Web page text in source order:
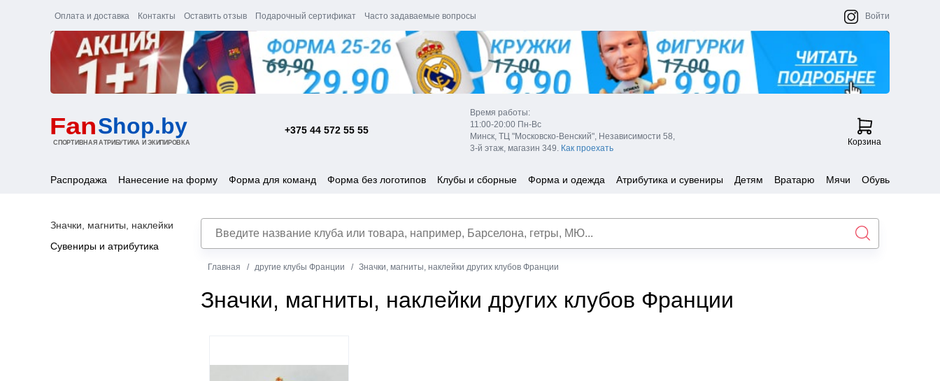
Оплата и доставка Контакты Оставить отзыв Подарочный сертификат Часто задаваемые вопросы Войти
+375 44 572 55 55
Время работы:
11:00-20:00 Пн-Вс
Минск, ТЦ "Московско-Венский", Независимости 58,
3-й этаж, магазин 349. Как проехать
Корзина
Распродажа Нанесение на форму Форма для команд Форма без логотипов Клубы и сборные Форма и одежда Атрибутика и сувениры Детям Вратарю Мячи Обувь
Значки, магниты, наклейки
Сувениры и атрибутика
Главная другие клубы Франции Значки, магниты, наклейки других клубов Франции
Значки, магниты, наклейки других клубов Франции